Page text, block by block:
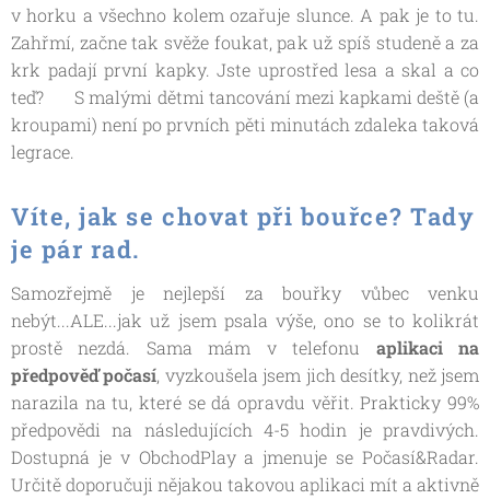
v horku a všechno kolem ozařuje slunce. A pak je to tu.
Zahřmí, začne tak svěže foukat, pak už spíš studeně a za
krk padají první kapky. Jste uprostřed lesa a skal a co
teď? 😶 S malými dětmi tancování mezi kapkami deště (a
kroupami) není po prvních pěti minutách zdaleka taková
legrace.
Víte, jak se chovat při bouřce? Tady
je pár rad.
Samozřejmě je nejlepší za bouřky vůbec venku
nebýt...ALE...jak už jsem psala výše, ono se to kolikrát
prostě nezdá. Sama mám v telefonu aplikaci na
předpověď počasí, vyzkoušela jsem jich desítky, než jsem
narazila na tu, které se dá opravdu věřit. Prakticky 99%
předpovědi na následujících 4-5 hodin je pravdivých.
Dostupná je v ObchodPlay a jmenuje se Počasí&Radar.
Určitě doporučuji nějakou takovou aplikaci mít a aktivně